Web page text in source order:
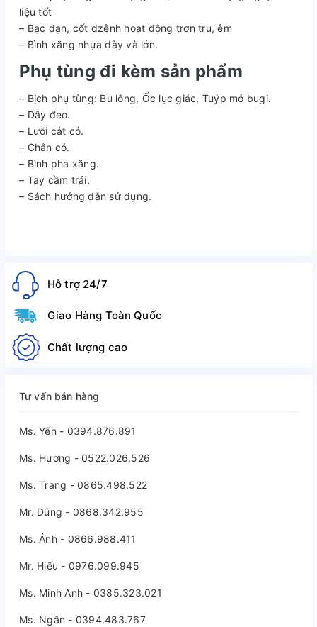
liệu tốt
– Bạc đạn, cốt dzênh hoạt động trơn tru, êm
– Bình xăng nhựa dày và lớn.
Phụ tùng đi kèm sản phẩm
– Bịch phụ tùng: Bu lông, Ốc lục giác, Tuýp mở bugi.
– Dây đeo.
– Lưỡi cắt cỏ.
– Chắn cỏ.
– Bình pha xăng.
– Tay cầm trái.
– Sách hướng dẫn sử dụng.
Hỗ trợ 24/7
Giao Hàng Toàn Quốc
Chất lượng cao
Tư vấn bán hàng
Ms. Yến - 0394.876.891
Ms. Hương - 0522.026.526
Ms. Trang - 0865.498.522
Mr. Dũng - 0868.342.955
Ms. Ánh - 0866.988.411
Mr. Hiếu - 0976.099.945
Ms. Minh Anh - 0385.323.021
Ms. Ngân - 0394.483.767